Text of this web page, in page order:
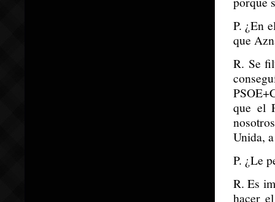
P. ¿En
que
R. Se
que el
Unida,
P. ¿Le
R. Es
hacer